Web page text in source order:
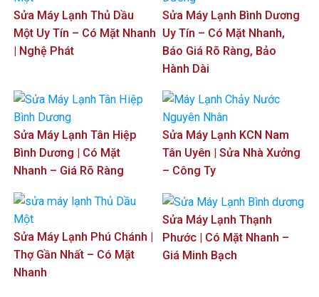
Sửa Máy Lạnh Thủ Dầu
Một Uy Tín – Có Mặt Nhanh
| Nghệ Phát
Sửa Máy Lạnh Bình Dương
Uy Tín – Có Mặt Nhanh,
Báo Giá Rõ Ràng, Bảo
Hành Dài
Sửa Máy Lạnh Tân Hiệp
Bình Dương | Có Mặt
Nhanh – Giá Rõ Ràng
Sửa Máy Lạnh KCN Nam
Tân Uyên | Sửa Nhà Xưởng
– Công Ty
Sửa Máy Lạnh Phú Chánh |
Thợ Gần Nhất – Có Mặt
Nhanh
Sửa Máy Lạnh Thạnh
Phước | Có Mặt Nhanh –
Giá Minh Bạch